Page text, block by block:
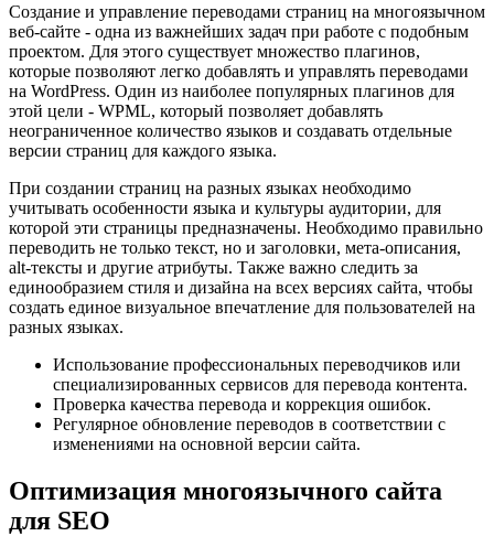
Создание и управление переводами страниц на многоязычном
веб-сайте - одна из важнейших задач при работе с подобным
проектом. Для этого существует множество плагинов,
которые позволяют легко добавлять и управлять переводами
на WordPress. Один из наиболее популярных плагинов для
этой цели - WPML, который позволяет добавлять
неограниченное количество языков и создавать отдельные
версии страниц для каждого языка.
При создании страниц на разных языках необходимо
учитывать особенности языка и культуры аудитории, для
которой эти страницы предназначены. Необходимо правильно
переводить не только текст, но и заголовки, мета-описания,
alt-тексты и другие атрибуты. Также важно следить за
единообразием стиля и дизайна на всех версиях сайта, чтобы
создать единое визуальное впечатление для пользователей на
разных языках.
Использование профессиональных переводчиков или
специализированных сервисов для перевода контента.
Проверка качества перевода и коррекция ошибок.
Регулярное обновление переводов в соответствии с
изменениями на основной версии сайта.
Оптимизация многоязычного сайта
для SEO